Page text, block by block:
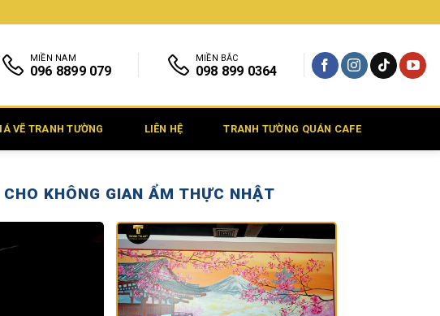
MIỀN NAM
096 8899 079
MIỀN BẮC
098 899 0364
VẼ TRANH TƯỜNG LIÊN HỆ TRANH TƯỜNG QUÁN CAFE
KHÔNG GIAN ẨM THỰC NHẬT